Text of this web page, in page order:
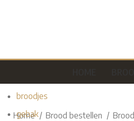
Home Brood bestellen Brood
SEARCH
broodjes
gebak